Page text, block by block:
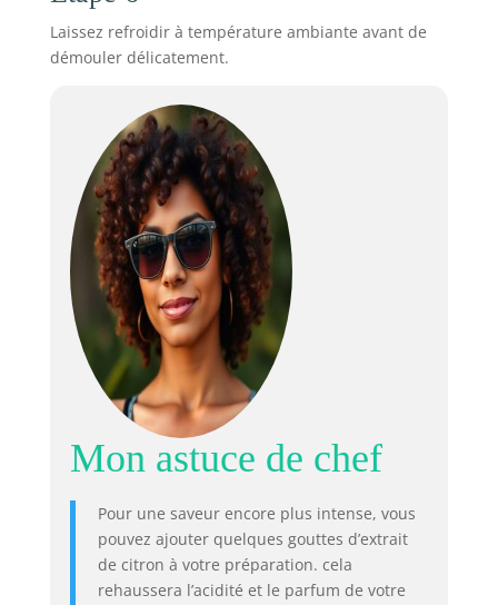
Laissez refroidir à température ambiante avant de
démouler délicatement.
Mon astuce de chef
Pour une saveur encore plus intense, vous
pouvez ajouter quelques gouttes d’extrait
de citron à votre préparation. cela
rehaussera l’acidité et le parfum de votre